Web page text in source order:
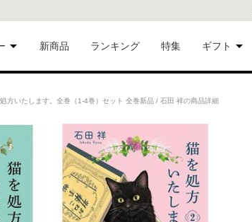
美術品
新商品 ランキング 特集 ギフト
ギフトにおすすめ
eギフト
いたします。全巻（1-4巻）セット 全巻新品 / 石田 祥の商品詳細